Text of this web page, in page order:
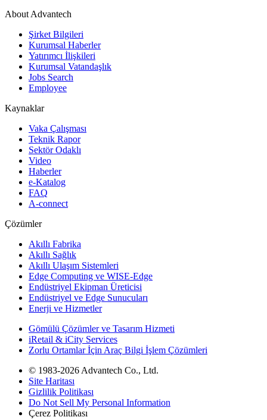
About Advantech
Şirket Bilgileri
Kurumsal Haberler
Yatırımcı İlişkileri
Kurumsal Vatandaşlık
Jobs Search
Employee
Kaynaklar
Vaka Çalışması
Teknik Rapor
Sektör Odaklı
Video
Haberler
e-Katalog
FAQ
A-connect
Çözümler
Akıllı Fabrika
Akıllı Sağlık
Akıllı Ulaşım Sistemleri
Edge Computing ve WISE-Edge
Endüstriyel Ekipman Üreticisi
Endüstriyel ve Edge Sunucuları
Enerji ve Hizmetler
Gömülü Çözümler ve Tasarım Hizmeti
iRetail & iCity Services
Zorlu Ortamlar İçin Araç Bilgi İşlem Çözümleri
© 1983-2026 Advantech Co., Ltd.
Site Haritası
Gizlilik Politikası
Do Not Sell My Personal Information
Çerez Politikası